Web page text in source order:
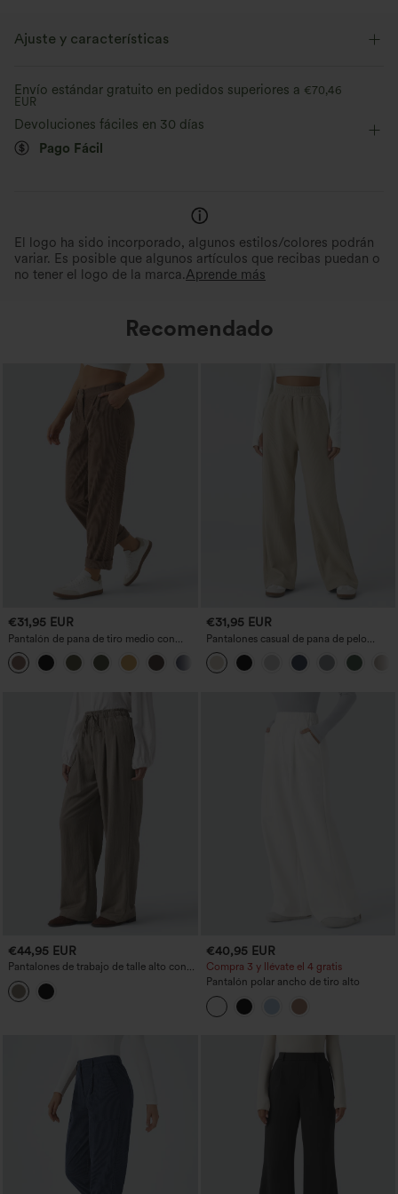
Ajuste y características
Cintura plana Con bolsillos Bajo doblado
Plisado Cierre con cremallera
Tiro alto
Envío estándar gratuito en pedidos superiores a €70,46
EUR
Devoluciones fáciles en 30 días
Pago Fácil
El logo ha sido incorporado, algunos estilos/colores podrán
variar. Es posible que algunos artículos que recibas puedan o
no tener el logo de la marca.Aprende más
Recomendado
€31,95 EUR
Pantalón de pana de tiro medio con
cremallera
€31,95 EUR
Pantalones casual de pana de pelo
largo, talle alto, con bolsillos, pierna
recta y corte holgado (baggy)
€44,95 EUR
Pantalones de trabajo de talle alto con
cordón, pierna recta y bolsillos
€40,95 EUR
Compra 3 y llévate el 4 gratis
Pantalón polar ancho de tiro alto